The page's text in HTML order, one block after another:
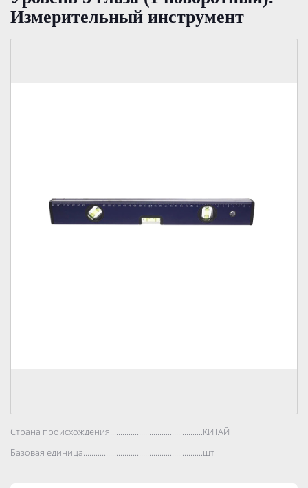
Измерительный инструмент
Страна происхождения..................................................................................
КИТАЙ
Базовая единица..................................................................................
шт